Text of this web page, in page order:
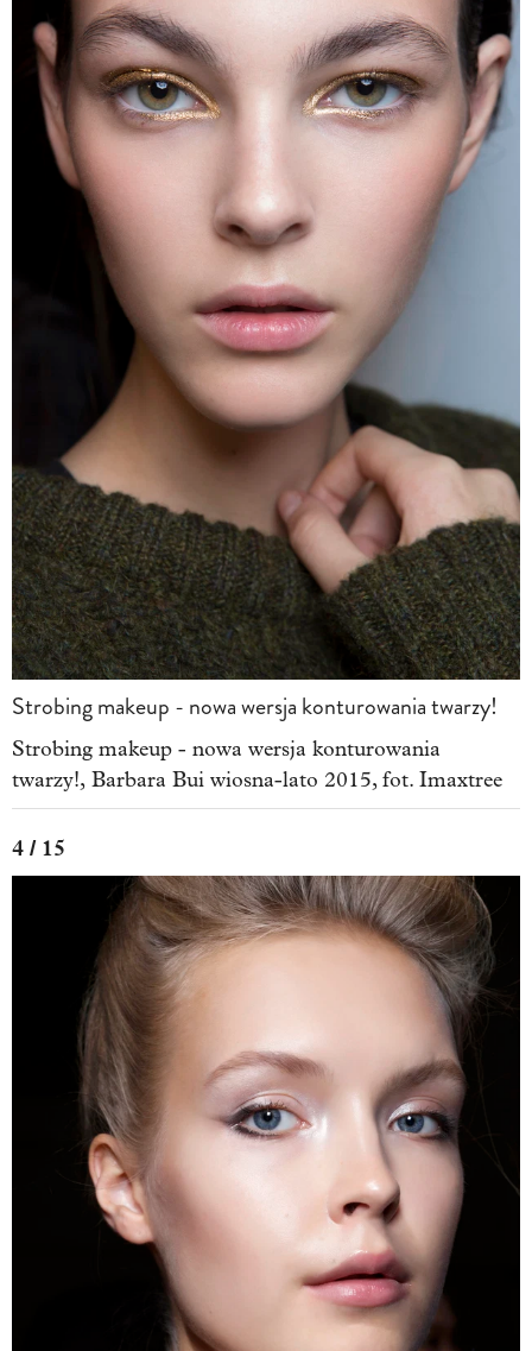
Strobing makeup - nowa wersja konturowania twarzy!
Strobing makeup - nowa wersja konturowania
twarzy!, Barbara Bui wiosna-lato 2015, fot. Imaxtree
4 / 15